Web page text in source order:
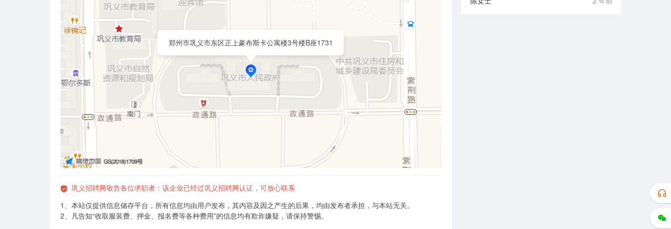
郑州市巩义市东区正上豪布斯卡公寓楼3号楼B座1731
巩义招聘网敬告各位求职者：该企业已经过巩义招聘网认证，可放心联系
1、本站仅提供信息储存平台，所有信息均由用户发布，其内容及因之产生的后果，均由发布者承担，与本站无关。
2、凡告知“收取服装费、押金、报名费等各种费用”的信息均有欺诈嫌疑，请保持警惕。